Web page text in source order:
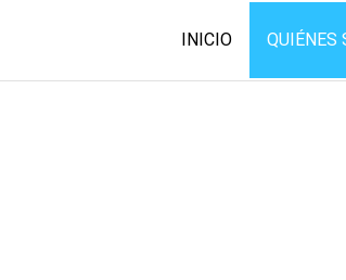
INICIO QUIÉNES